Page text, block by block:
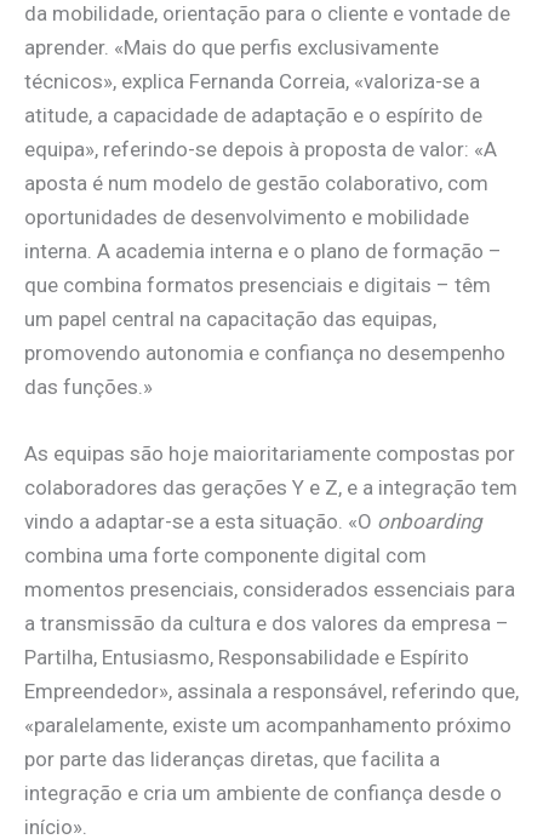
da mobilidade, orientação para o cliente e vontade de
aprender. «Mais do que perfis exclusivamente
técnicos», explica Fernanda Correia, «valoriza-se a
atitude, a capacidade de adaptação e o espírito de
equipa», referindo-se depois à proposta de valor: «A
aposta é num modelo de gestão colaborativo, com
oportunidades de desenvolvimento e mobilidade
interna. A academia interna e o plano de formação –
que combina formatos presenciais e digitais – têm
um papel central na capacitação das equipas,
promovendo autonomia e confiança no desempenho
das funções.»
As equipas são hoje maioritariamente compostas por
colaboradores das gerações Y e Z, e a integração tem
vindo a adaptar-se a esta situação. «O onboarding
combina uma forte componente digital com
momentos presenciais, considerados essenciais para
a transmissão da cultura e dos valores da empresa –
Partilha, Entusiasmo, Responsabilidade e Espírito
Empreendedor», assinala a responsável, referindo que,
«paralelamente, existe um acompanhamento próximo
por parte das lideranças diretas, que facilita a
integração e cria um ambiente de confiança desde o
início».